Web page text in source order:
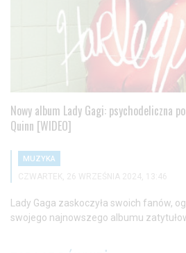
Nowy album Lady Gagi: psychodeliczna
Quinn [WIDEO]
MUZYKA
CZWARTEK, 26 WRZEŚNIA 2024, 13:46
Lady Gaga zaskoczyła swoich fanów,
swojego najnowszego albumu